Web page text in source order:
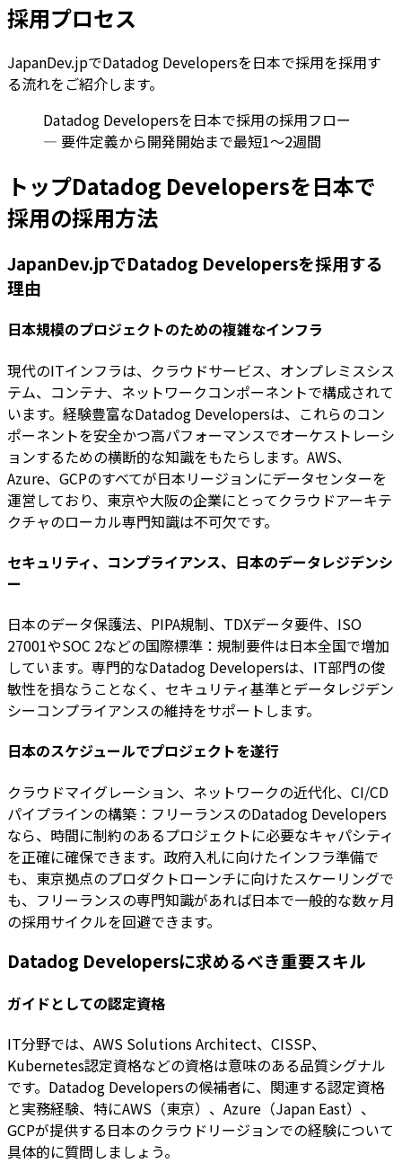
採用プロセス
JapanDev.jpでDatadog Developersを日本で採用を採用す
る流れをご紹介します。
Datadog Developersを日本で採用の採用フロー
— 要件定義から開発開始まで最短1〜2週間
トップDatadog Developersを日本で
採用の採用方法
JapanDev.jpでDatadog Developersを採用する
理由
日本規模のプロジェクトのための複雑なインフラ
現代のITインフラは、クラウドサービス、オンプレミスシス
テム、コンテナ、ネットワークコンポーネントで構成されて
います。経験豊富なDatadog Developersは、これらのコン
ポーネントを安全かつ高パフォーマンスでオーケストレーシ
ョンするための横断的な知識をもたらします。AWS、
Azure、GCPのすべてが日本リージョンにデータセンターを
運営しており、東京や大阪の企業にとってクラウドアーキテ
クチャのローカル専門知識は不可欠です。
セキュリティ、コンプライアンス、日本のデータレジデンシ
ー
日本のデータ保護法、PIPA規制、TDXデータ要件、ISO
27001やSOC 2などの国際標準：規制要件は日本全国で増加
しています。専門的なDatadog Developersは、IT部門の俊
敏性を損なうことなく、セキュリティ基準とデータレジデン
シーコンプライアンスの維持をサポートします。
日本のスケジュールでプロジェクトを遂行
クラウドマイグレーション、ネットワークの近代化、CI/CD
パイプラインの構築：フリーランスのDatadog Developers
なら、時間に制約のあるプロジェクトに必要なキャパシティ
を正確に確保できます。政府入札に向けたインフラ準備で
も、東京拠点のプロダクトローンチに向けたスケーリングで
も、フリーランスの専門知識があれば日本で一般的な数ヶ月
の採用サイクルを回避できます。
Datadog Developersに求めるべき重要スキル
ガイドとしての認定資格
IT分野では、AWS Solutions Architect、CISSP、
Kubernetes認定資格などの資格は意味のある品質シグナル
です。Datadog Developersの候補者に、関連する認定資格
と実務経験、特にAWS（東京）、Azure（Japan East）、
GCPが提供する日本のクラウドリージョンでの経験について
具体的に質問しましょう。